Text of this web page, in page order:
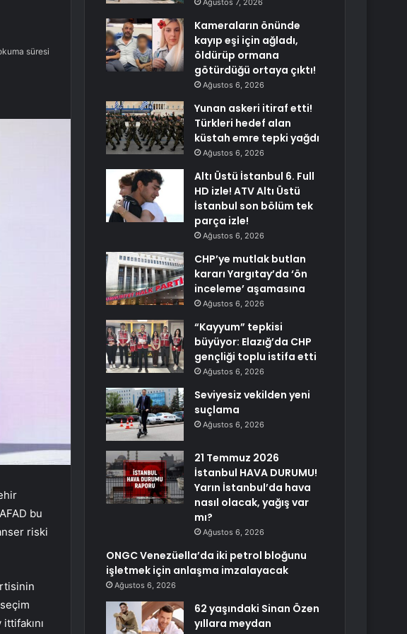
süresi
bu
riski
Ağustos 7, 2026
Kameraların önünde
kayıp eşi için ağladı,
öldürüp ormana
götürdüğü ortaya çıktı!
Ağustos 6, 2026
Yunan askeri itiraf etti!
Türkleri hedef alan
küstah emre tepki yağdı
Ağustos 6, 2026
Altı Üstü İstanbul 6. Full
HD izle! ATV Altı Üstü
İstanbul son bölüm tek
parça izle!
Ağustos 6, 2026
CHP’ye mutlak butlan
kararı Yargıtay’da ‘ön
inceleme’ aşamasına
Ağustos 6, 2026
“Kayyum” tepkisi
büyüyor: Elazığ’da CHP
gençliği toplu istifa etti
Ağustos 6, 2026
Seviyesiz vekilden yeni
suçlama
Ağustos 6, 2026
21 Temmuz 2026
İstanbul HAVA DURUMU!
Yarın İstanbul’da hava
nasıl olacak, yağış var
mı?
Ağustos 6, 2026
ONGC Venezüella’da iki petrol bloğunu
işletmek için anlaşma imzalayacak
Ağustos 6, 2026
62 yaşındaki Sinan Özen
yıllara meydan